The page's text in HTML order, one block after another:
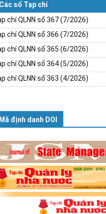
Các số Tạp chí
chí QLNN số 367 (7/2026)
chí QLNN số 366 (7/2026)
chí QLNN số 365 (6/2026)
chí QLNN số 364 (5/2026)
chí QLNN số 363 (4/2026)
Mã định danh DOI